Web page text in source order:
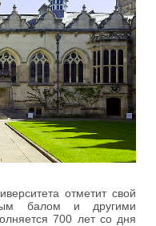
отметит свой
балом и другими
700 лет со дня